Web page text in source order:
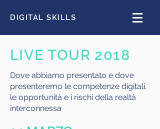
DIGITAL SKILLS
LIVE TOUR 2018
Dove abbiamo presentato e dove
presenteremo le competenze digitali,
le opportunità e i rischi della realtà
interconnessa